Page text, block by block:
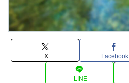
X Facebook
LINE